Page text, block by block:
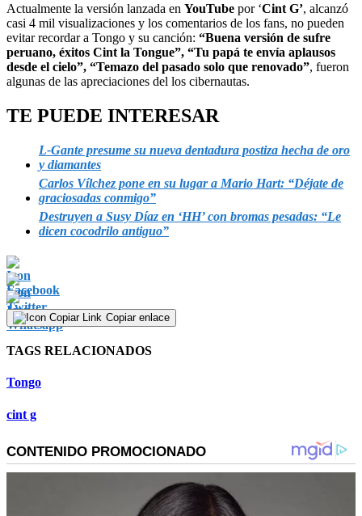
Actualmente la versión lanzada en YouTube por ‘Cint G’, alcanzó
casi 4 mil visualizaciones y los comentarios de los fans, no pueden
evitar recordar a Tongo y su canción: “Buena versión de sufre
peruano, éxitos Cint la Tongue”, “Tu papá te envía aplausos
desde el cielo”, “Temazo del pasado solo que renovado”, fueron
algunas de las apreciaciones del los cibernautas.
TE PUEDE INTERESAR
L-Gante presume su nueva dentadura postiza hecha de oro
y diamantes
Carlos Vílchez pone en su lugar a Mario Hart: “Déjate de
graciosadas conmigo”
Destruyen a Susy Díaz en ‘HH’ con bromas pesadas: “Le
dicen cocodrilo antiguo”
Copiar enlace
TAGS RELACIONADOS
Tongo
cint g